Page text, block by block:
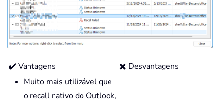
✔️ Vantagens
✖️ Desvantagens
Muito mais utilizável que
o recall nativo do Outlook,